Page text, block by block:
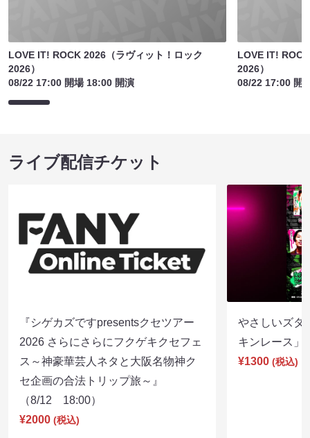
LOVE IT! ROCK 2026（ラヴィット！ロック
2026）
08/22 17:00 開場 18:00 開演
LOVE IT!
2026）
08/22 17:00 開
ライブ配信チケット
『シゲカズですpresentsクセツアー
2026 さらにさらにフクゲキクセフェ
ス～神豪華芸人ネタと大阪名物神ク
セ企画の合法トリップ旅～』
（8/12 18:00）
¥2000 (税込)
やさしいズタ
キンレース
¥1300 (税込)